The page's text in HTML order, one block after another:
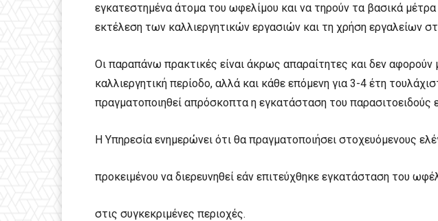
εγκατεστημένα άτομα του ωφελίμου και να τηρούν τα βασικά μέτρα
εκτέλεση των καλλιεργητικών εργασιών και τη χρήση εργαλείων
Οι παραπάνω πρακτικές είναι άκρως απαραίτητες και δεν αφορούν
καλλιεργητική περίοδο, αλλά και κάθε επόμενη για 3-4 έτη
πραγματοποιηθεί απρόσκοπτα η εγκατάσταση του παρασιτοειδούς
Η Υπηρεσία ενημερώνει ότι θα πραγματοποιήσει στοχευόμενους
προκειμένου να διερευνηθεί εάν επιτεύχθηκε εγκατάσταση του
στις συγκεκριμένες περιοχές.